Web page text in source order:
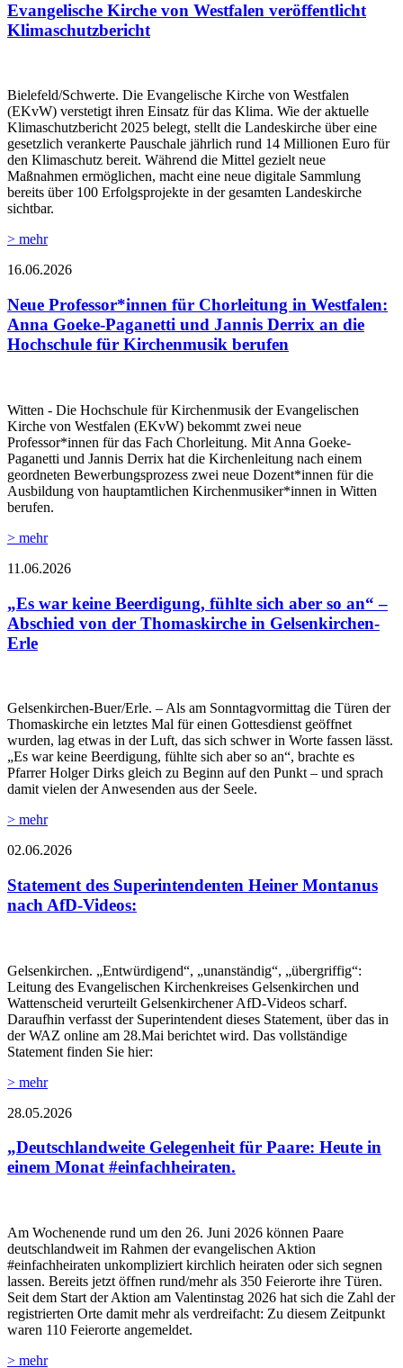
Evangelische Kirche von Westfalen veröffentlicht
Klimaschutzbericht
Bielefeld/Schwerte. Die Evangelische Kirche von Westfalen
(EKvW) verstetigt ihren Einsatz für das Klima. Wie der aktuelle
Klimaschutzbericht 2025 belegt, stellt die Landeskirche über eine
gesetzlich verankerte Pauschale jährlich rund 14 Millionen Euro für
den Klimaschutz bereit. Während die Mittel gezielt neue
Maßnahmen ermöglichen, macht eine neue digitale Sammlung
bereits über 100 Erfolgsprojekte in der gesamten Landeskirche
sichtbar.
> mehr
16.06.2026
Neue Professor*innen für Chorleitung in Westfalen:
Anna Goeke-Paganetti und Jannis Derrix an die
Hochschule für Kirchenmusik berufen
Witten - Die Hochschule für Kirchenmusik der Evangelischen
Kirche von Westfalen (EKvW) bekommt zwei neue
Professor*innen für das Fach Chorleitung. Mit Anna Goeke-
Paganetti und Jannis Derrix hat die Kirchenleitung nach einem
geordneten Bewerbungsprozess zwei neue Dozent*innen für die
Ausbildung von hauptamtlichen Kirchenmusiker*innen in Witten
berufen.
> mehr
11.06.2026
„Es war keine Beerdigung, fühlte sich aber so an“ –
Abschied von der Thomaskirche in Gelsenkirchen-
Erle
Gelsenkirchen-Buer/Erle. – Als am Sonntagvormittag die Türen der
Thomaskirche ein letztes Mal für einen Gottesdienst geöffnet
wurden, lag etwas in der Luft, das sich schwer in Worte fassen lässt.
„Es war keine Beerdigung, fühlte sich aber so an“, brachte es
Pfarrer Holger Dirks gleich zu Beginn auf den Punkt – und sprach
damit vielen der Anwesenden aus der Seele.
> mehr
02.06.2026
Statement des Superintendenten Heiner Montanus
nach AfD-Videos:
Gelsenkirchen. „Entwürdigend“, „unanständig“, „übergriffig“:
Leitung des Evangelischen Kirchenkreises Gelsenkirchen und
Wattenscheid verurteilt Gelsenkirchener AfD-Videos scharf.
Daraufhin verfasst der Superintendent dieses Statement, über das in
der WAZ online am 28.Mai berichtet wird. Das vollständige
Statement finden Sie hier:
> mehr
28.05.2026
„Deutschlandweite Gelegenheit für Paare: Heute in
einem Monat #einfachheiraten.
Am Wochenende rund um den 26. Juni 2026 können Paare
deutschlandweit im Rahmen der evangelischen Aktion
#einfachheiraten unkompliziert kirchlich heiraten oder sich segnen
lassen. Bereits jetzt öffnen rund/mehr als 350 Feierorte ihre Türen.
Seit dem Start der Aktion am Valentinstag 2026 hat sich die Zahl der
registrierten Orte damit mehr als verdreifacht: Zu diesem Zeitpunkt
waren 110 Feierorte angemeldet.
> mehr